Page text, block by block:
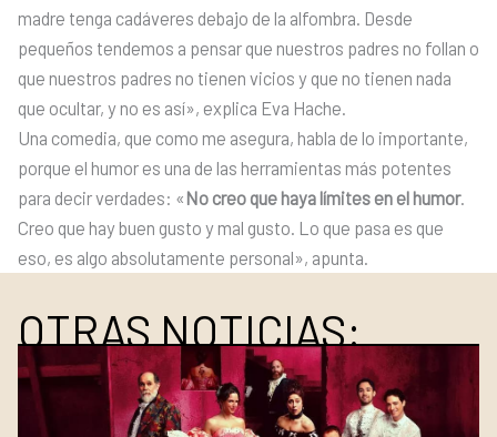
madre tenga cadáveres debajo de la alfombra. Desde
pequeños tendemos a pensar que nuestros padres no follan o
que nuestros padres no tienen vicios y que no tienen nada
que ocultar, y no es así», explica Eva Hache.
Una comedia, que como me asegura, habla de lo importante,
porque el humor es una de las herramientas más potentes
para decir verdades: « No creo que haya límites en el humor.
Creo que hay buen gusto y mal gusto. Lo que pasa es que
eso, es algo absolutamente personal», apunta.
OTRAS NOTICIAS: